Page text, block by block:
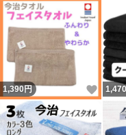
1,390 円 いい
1,470